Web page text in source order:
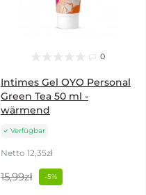
0
Intimes Gel OYO Personal
Green Tea 50 ml -
wärmend
Verfügbar
Netto 12,35zł
15,99zł -5%